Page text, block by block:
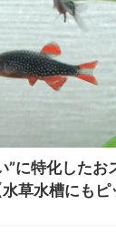
”に特化したお
草水槽にもピ